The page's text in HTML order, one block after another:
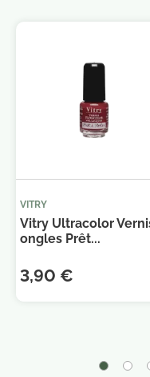
VITRY
Vitry Ultracolor
ongles Prêt...
3,90 €